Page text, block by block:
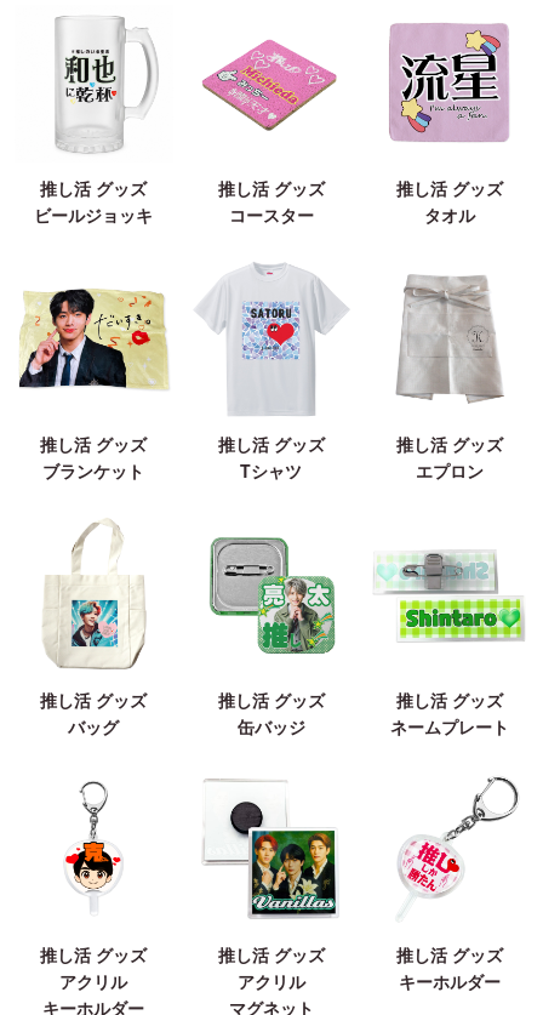
推し活 グッズ
ビールジョッキ
推し活 グッズ
コースター
推し活 グッズ
タオル
推し活 グッズ
ブランケット
推し活 グッズ
Tシャツ
推し活 グッズ
エプロン
推し活 グッズ
バッグ
推し活 グッズ
缶バッジ
推し活 グッズ
ネームプレート
推し活 グッズ
アクリル
キーホルダー
推し活 グッズ
アクリル
マグネット
推し活 グッズ
キーホルダー